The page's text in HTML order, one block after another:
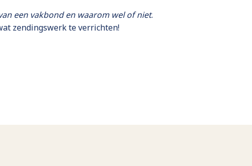
een vakbond en waarom wel of niet.
zendingswerk te verrichten!